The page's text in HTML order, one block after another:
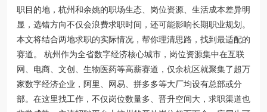
职目的地，杭州和余姚的职场生态、岗位资源、生活成本差异明
显，选错方向不仅会浪费求职时间，还可能影响长期职业规划。
本文将结合两地求职的实际情况，帮你理清思路，找到最适配的
赛道。 杭州作为全省数字经济核心城市，岗位资源集中在互联
网、电商、文创、生物医药等高薪赛道，仅余杭区就聚集了超万
家数字经济企业，阿里、网易、拼多多等大厂均设有总部或分
部。在这里找工作，不仅岗位数量多、晋升空间大，求职渠道也